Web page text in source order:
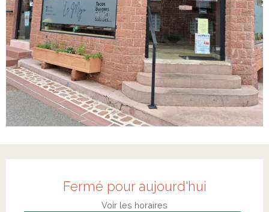
Fermé pour aujourd'hui
Voir les horaires